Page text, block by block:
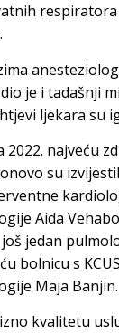
respiratora
je i tadašnji
ljekara su
najveću
su
Aida
jedan
bolnicu s
Maja
kvalitetu